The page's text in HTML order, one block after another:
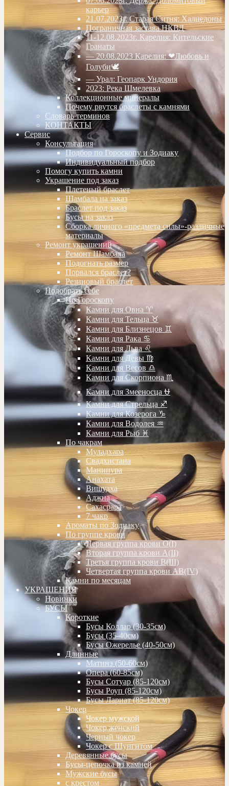
карьер
21.07.2023г. Старая Ситня: Халцедоны
Пограничная застава НКВД
11-12.08.2023г. Карелия: Кительские
Гранаты
— 20.08.2023 Карелия: ❤Любовь и
Голуби🕊
— Урал: Геопарк Ундория
2023: Река Шмелевка
Коллекционные минералы
Почему рвутся браслеты с камнями
Словарь терминов
КОНТАКТЫ
Сервис
Консультация
Подбор по Гороскопу и Зодиаку
Индивидуальный подбор
Помогу купить камни
Украшение под заказ
Плетеный браслет
Шамбала на заказ
Браслет под заказ
Бусы на заказ
Сборка личного «предмета силы»-различные
материалы
Ремонт украшений
Ремонт Шамбала
Подогнать размер
Порвался браслет?
Резиновый браслет
Подобрать себе
По Гороскопу
Камни для Овна ♈️
Камни для Тельца ♉️
Камни для Близнецов ♊️
Камни для Рака ♋️
Камни для Льва ♌️
Камни для Девы ♍️
Камни для Весов ♎️
Камни для Скорпиона ♏️
Камни для Змееносца ⛎
Камни для Стрельца ♐️
Камни для Козерога ♑️
Камни для Водолея ♒️
Камни для Рыб ♓️
По чакрам
Муладхара
Свадхистана
Манипура
Анахата
Вишудха
Аджна
Сахасрара
7 чакр
Ароматы по Зодиаку
По группе крови
Первая группа крови О(I)
Вторая группа крови А(II)
Третья группа крови В(III)
Четвертая группа крови АВ(IV)
Камни по месяцам
УКРАШЕНИЯ
Новинки
БУСЫ
Короткие
Бусы Коллар (30-35см)
Бусы (35-40см)
Бусы Ожерелье (40-50см)
Длинные
Матинэ (50-60см)
Опера (60-85см)
Бусы Сотуар (85-120см)
Бусы Роуп (85-120см)
Бусы Лариат (85-120см)
Чокер
Чокер мужской
Чокер женский
Черный чокер
Чокер с Шунгитом
Деревянные бусы
Бусы-цепочка из камней
Мужские бусы
с крестом